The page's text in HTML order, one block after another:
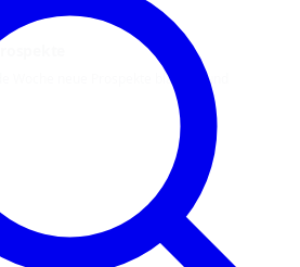
Woche neue Prospekte blättern und